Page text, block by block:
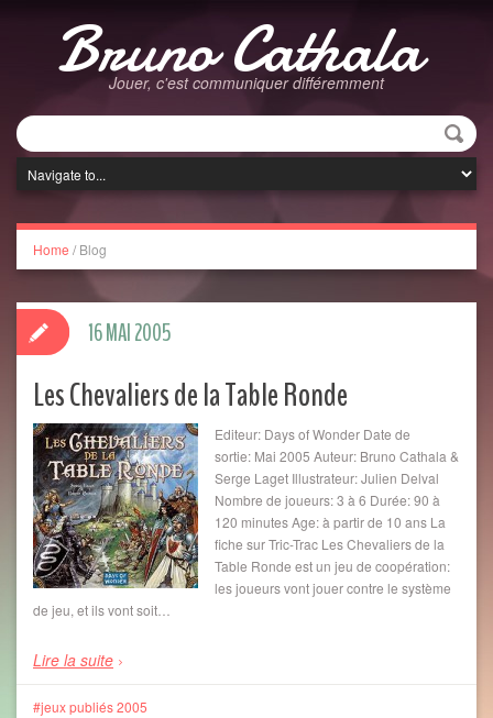
Bruno Cathala
Jouer, c'est communiquer différemment
Home / Blog
Les Chevaliers de la Table Ronde
Editeur: Days of Wonder Date de
sortie: Mai 2005 Auteur: Bruno Cathala &
Serge Laget Illustrateur: Julien Delval
Nombre de joueurs: 3 à 6 Durée: 90 à
120 minutes Age: à partir de 10 ans La
fiche sur Tric-Trac Les Chevaliers de la
Table Ronde est un jeu de coopération:
les joueurs vont jouer contre le système
de jeu, et ils vont soit…
Lire la suite
16 MAI 2005
jeux publiés 2005